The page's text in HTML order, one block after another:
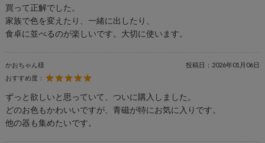
買って正解でした。
家族で色を変えたり、一緒に出したり、
食卓に並べるのが楽しいです。大切に使います。
かおちゃん様 投稿日： 2026年01月06日
おすすめ度：
ずっと欲しいと思っていて、ついに購入しました。
どのお色もかわいいですが、青磁が特にお気に入りです。
他の器も集めたいです。